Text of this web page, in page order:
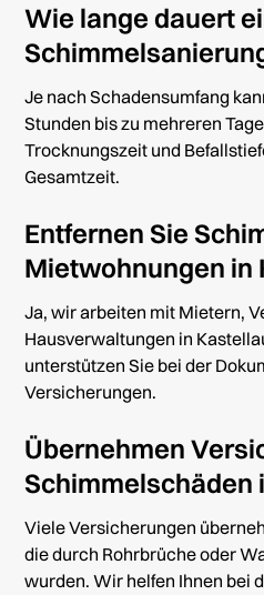
Wie lange dauert
Je nach Schadensumfang
Stunden bis zu mehreren
Trocknungszeit und
Gesamtzeit.
Entfernen Sie
Mietwohnungen in
Ja, wir arbeiten mit Mietern,
Hausverwaltungen in
unterstützen Sie bei der
Versicherungen.
Übernehmen
Schimmelschäden
Viele Versicherungen
die durch Rohrbrüche oder
wurden. Wir helfen Ihnen bei